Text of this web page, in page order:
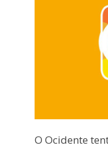
O Ocidente